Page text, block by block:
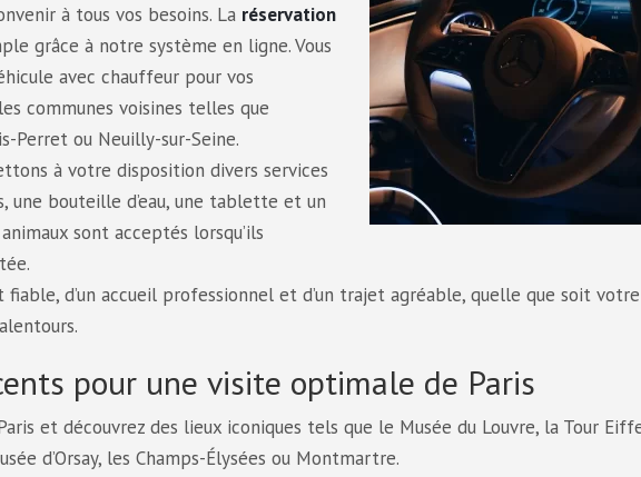
à tous vos besoins. La réservation
grâce à notre système en ligne. Vous
avec chauffeur pour vos
communes voisines telles que
Perret ou Neuilly-sur-Seine.
à votre disposition divers services
une bouteille d’eau, une tablette et un
sont acceptés lorsqu’ils
fiable, d’un accueil professionnel et d’un trajet agréable, quelle que soit votre
pour une visite optimale de Paris
et découvrez des lieux iconiques tels que le Musée du Louvre, la Tour
d’Orsay, les Champs-Élysées ou Montmartre.